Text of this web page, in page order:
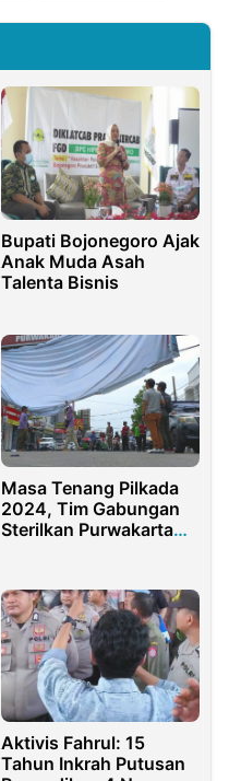
Bupati Bojonegoro Ajak
Anak Muda Asah
Talenta Bisnis
Masa Tenang Pilkada
2024, Tim Gabungan
Sterilkan Purwakarta
Aktivis Fahrul: 15
Tahun Inkrah Putusan